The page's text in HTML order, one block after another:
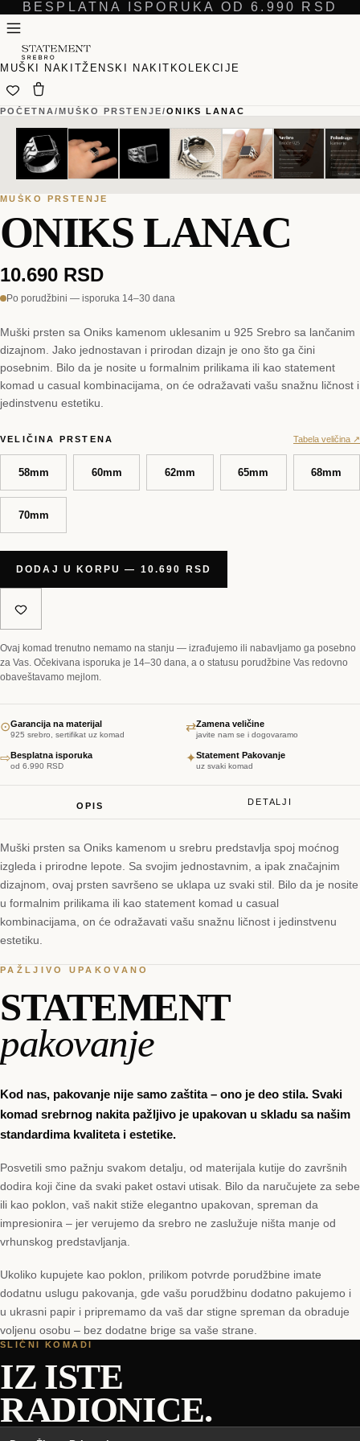
BESPLATNA ISPORUKA OD 6.990 RSD
MUŠKI NAKITŽENSKI NAKIT KOLEKCIJE
POČETNA /MUŠKO PRSTENJE/ONIKS LANAC
/08
/08
MUŠKO PRSTENJE
ONIKS LANAC
10.690 RSD
Po porudžbini — isporuka 14–30 dana
Muški prsten sa Oniks kamenom uklesanim u 925 Srebro sa lančanim
dizajnom. Jako jednostavan i prirodan dizajn je ono što ga čini
posebnim. Bilo da je nosite u formalnim prilikama ili kao statement
komad u casual kombinacijama, on će odražavati vašu snažnu ličnost i
jedinstvenu estetiku.
VELIČINA PRSTENA Tabela veličina ↗
58mm 60mm 62mm 65mm 68mm
70mm
DODAJ U KORPU — 10.690 RSD
Ovaj komad trenutno nemamo na stanju — izrađujemo ili nabavljamo ga posebno
za Vas. Očekivana isporuka je 14–30 dana, a o statusu porudžbine Vas redovno
obaveštavamo mejlom.
⊙Garancija na materijal
925 srebro, sertifikat uz komad
⇄Zamena veličine
javite nam se i dogovaramo
⇨Besplatna isporuka
od 6.990 RSD
✦Statement Pakovanje
uz svaki komad
OPIS DETALJI
Muški prsten sa Oniks kamenom u srebru predstavlja spoj moćnog
izgleda i prirodne lepote. Sa svojim jednostavnim, a ipak značajnim
dizajnom, ovaj prsten savršeno se uklapa uz svaki stil. Bilo da je nosite
u formalnim prilikama ili kao statement komad u casual
kombinacijama, on će odražavati vašu snažnu ličnost i jedinstvenu
estetiku.
PAŽLJIVO UPAKOVANO
STATEMENT
pakovanje
Kod nas, pakovanje nije samo zaštita – ono je deo stila. Svaki
komad srebrnog nakita pažljivo je upakovan u skladu sa našim
standardima kvaliteta i estetike.
Posvetili smo pažnju svakom detalju, od materijala kutije do završnih
dodira koji čine da svaki paket ostavi utisak. Bilo da naručujete za sebe
ili kao poklon, vaš nakit stiže elegantno upakovan, spreman da
impresionira – jer verujemo da srebro ne zaslužuje ništa manje od
vrhunskog predstavljanja.
Ukoliko kupujete kao poklon, prilikom potvrde porudžbine imate
dodatnu uslugu pakovanja, gde vašu porudžbinu dodatno pakujemo i
u ukrasni papir i pripremamo da vaš dar stigne spreman da obraduje
voljenu osobu – bez dodatne brige sa vaše strane.
SLIČNI KOMADI
IZ ISTE
RADIONICE.